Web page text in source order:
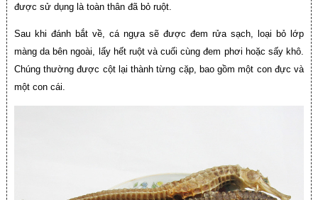
được sử dụng là toàn thân đã bỏ ruột.
Sau khi đánh bắt về, cá ngựa sẽ được đem rửa sạch, loại bỏ lớp
màng da bên ngoài, lấy hết ruột và cuối cùng đem phơi hoặc sấy khô.
Chúng thường được cột lại thành từng cặp, bao gồm một con đực và
một con cái.